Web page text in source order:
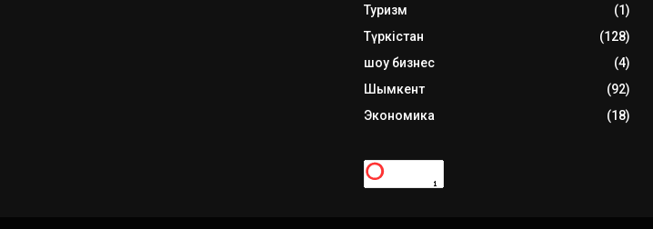
Туризм
(1)
Түркістан
(128)
шоу бизнес
(4)
Шымкент
(92)
Экономика
(18)